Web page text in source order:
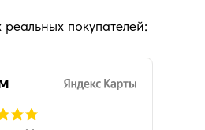
покупателей: